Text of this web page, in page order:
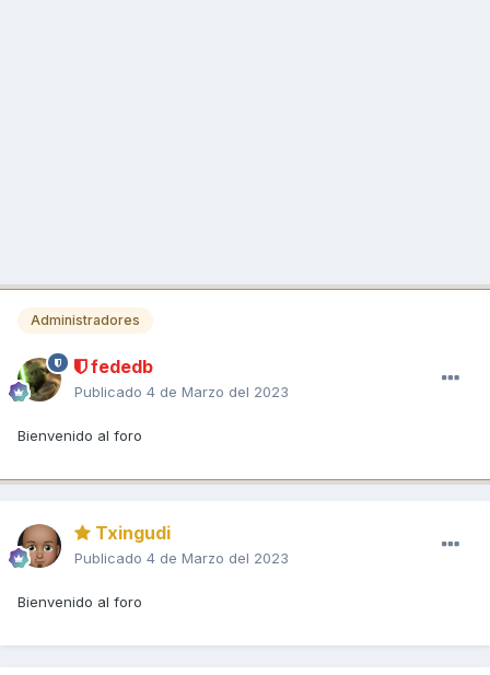
Administradores
fededb
Publicado 4 de Marzo del 2023
Bienvenido al foro
Txingudi
Publicado 4 de Marzo del 2023
Bienvenido al foro